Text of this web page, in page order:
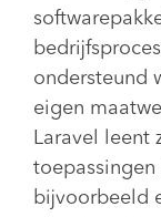
ondersteund
eigen
Laravel leent
bijvoorbeeld